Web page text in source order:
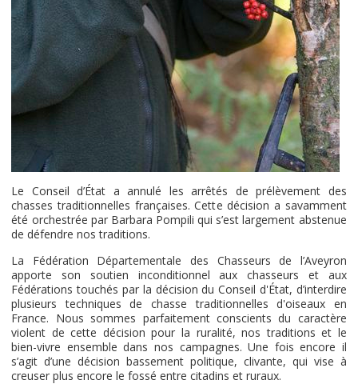
Le Conseil d’État a annulé les arrêtés de prélèvement des
chasses traditionnelles françaises. Cette décision a savamment
été orchestrée par Barbara Pompili qui s’est largement abstenue
de défendre nos traditions.
La Fédération Départementale des Chasseurs de l’Aveyron
apporte son soutien inconditionnel aux chasseurs et aux
Fédérations touchés par la décision du Conseil d'État, d’interdire
plusieurs techniques de chasse traditionnelles d'oiseaux en
France. Nous sommes parfaitement conscients du caractère
violent de cette décision pour la ruralité, nos traditions et le
bien-vivre ensemble dans nos campagnes. Une fois encore il
s’agit d’une décision bassement politique, clivante, qui vise à
creuser plus encore le fossé entre citadins et ruraux.